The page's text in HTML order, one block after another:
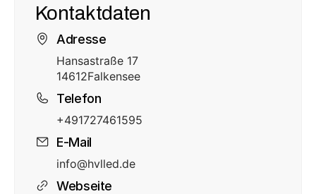
Kontaktdaten
Adresse
Hansastraße 17
14612Falkensee
Telefon
+491727461595
E-Mail
info@hvlled.de
Webseite